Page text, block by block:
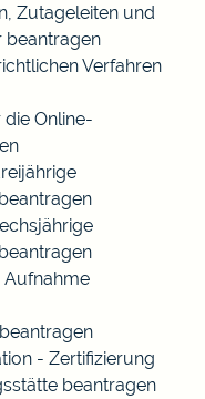
Zutageleiten und
beantragen
Verfahren
Online-
Aufnahme
- Zertifizierung
beantragen